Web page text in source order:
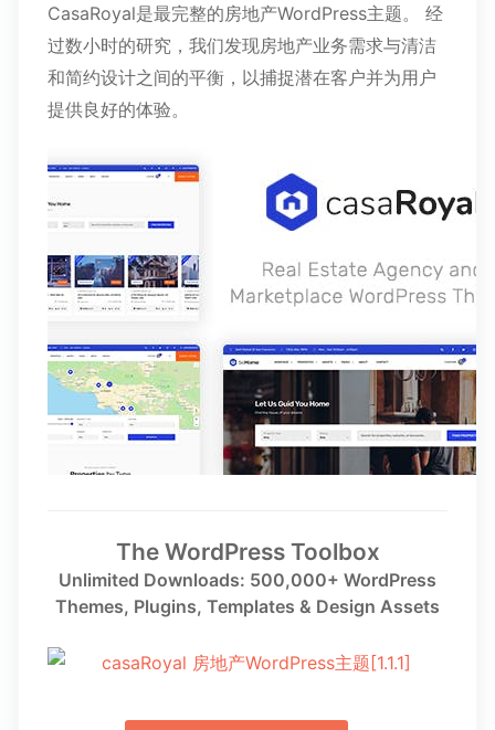
CasaRoyal是最完整的房地产WordPress主题。 经
过数小时的研究，我们发现房地产业务需求与清洁
和简约设计之间的平衡，以捕捉潜在客户并为用户
提供良好的体验。
The WordPress Toolbox
Unlimited Downloads: 500,000+ WordPress
Themes, Plugins, Templates & Design Assets